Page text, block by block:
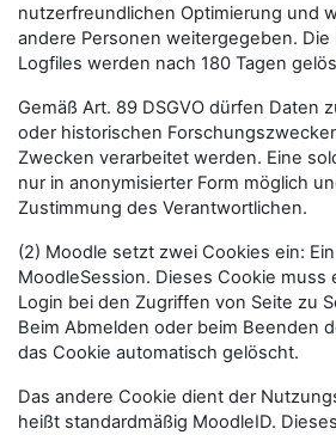
nutzerfreundlichen Optimierung und
andere Personen weitergegeben.
Logfiles werden nach 180 Tagen
Gemäß Art. 89 DSGVO dürfen Daten
oder historischen
Zwecken verarbeitet werden. Eine
nur in anonymisierter Form möglich
Zustimmung des Verantwortlichen.
(2) Moodle setzt zwei Cookies ein:
MoodleSession. Dieses Cookie muss
Login bei den Zugriffen von Seite zu
Beim Abmelden oder beim Beenden
das Cookie automatisch gelöscht.
Das andere Cookie dient der
heißt standardmäßig MoodleID.